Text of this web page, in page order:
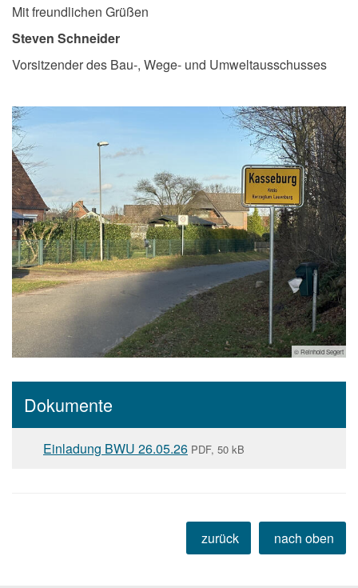
Mit freundlichen Grüßen
Steven Schneider
Vorsitzender des Bau-, Wege- und Umweltausschusses
© Reinhold Segert
Dokumente
Einladung BWU 26.05.26 PDF, 50 kB
zurück nach oben